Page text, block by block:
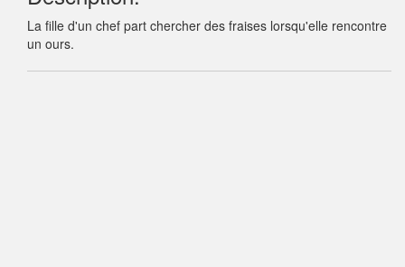
La fille d'un chef part chercher des fraises lorsqu'elle rencontre
un ours.